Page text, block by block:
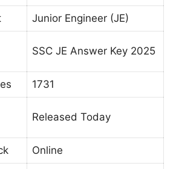
Junior Engineer (JE)
SSC JE Answer Key 2025
1731
Released Today
Online